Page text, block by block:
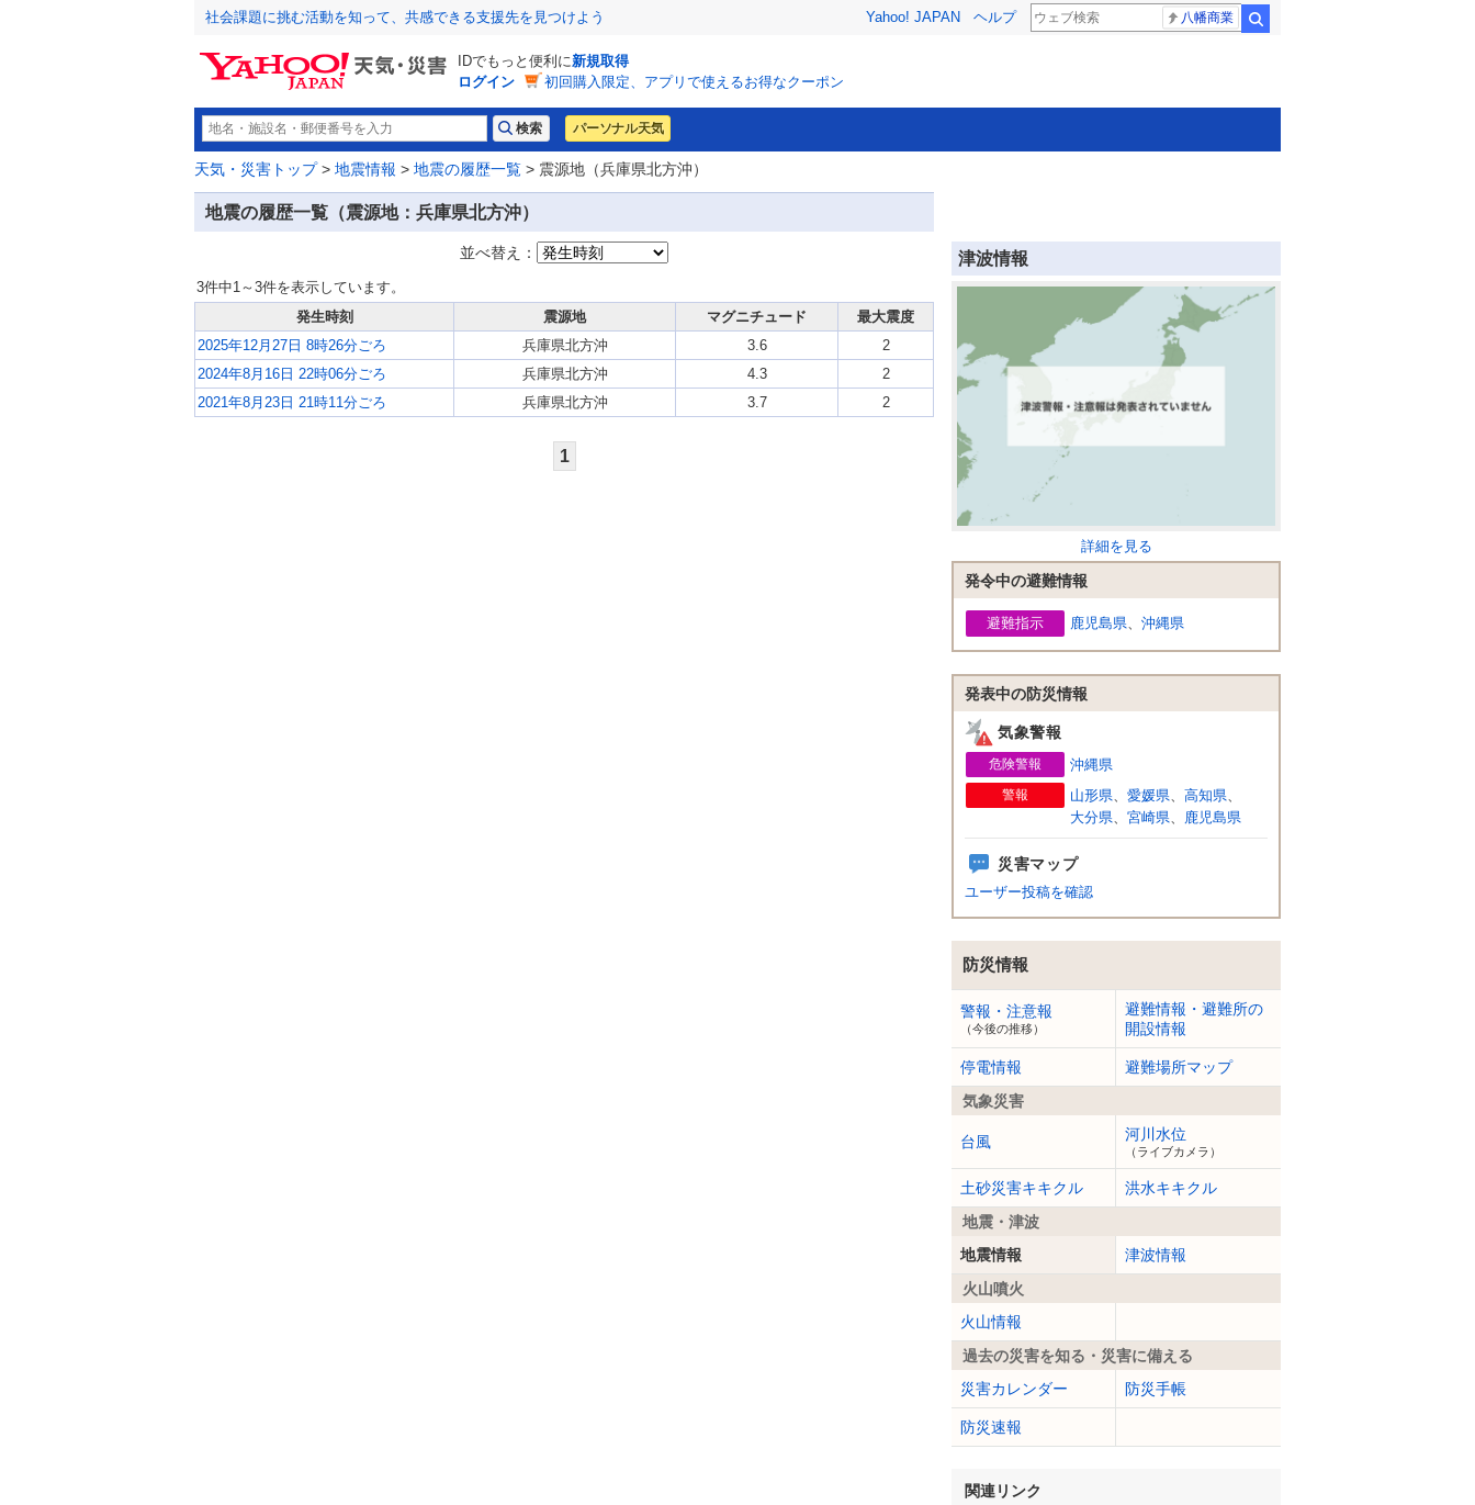
社会課題に挑む活動を知って、共感できる支援先を見つけよう Yahoo! JAPAN ヘルプ 八幡商業
IDでもっと便利に新規取得
ログイン
初回購入限定、アプリで使えるお得なクーポン
パーソナル天気
天気・災害トップ> 地震情報 > 地震の履歴一覧 > 震源地（兵庫県北方沖）
地震の履歴一覧（震源地：兵庫県北方沖）
並べ替え：
3件中1～3件を表示しています。
発生時刻
震源地 マグニチュード
最大震度
2025年12月27日 8時26分ごろ
兵庫県北方沖 3.6
2
2024年8月16日 22時06分ごろ
兵庫県北方沖 4.3
2
2021年8月23日 21時11分ごろ
兵庫県北方沖 3.7 2
1
津波情報
詳細を見る
発令中の避難情報
避難指示 鹿児島県、 沖縄県
発表中の防災情報
気象警報
危険警報 沖縄県
警報 山形県、 愛媛県、 高知県、
大分県、 宮崎県、 鹿児島県
災害マップ
ユーザー投稿を確認
防災情報
警報・注意報
（今後の推移）
避難情報・避難所の
開設情報
停電情報
避難場所マップ
気象災害
台風 河川水位
（ライブカメラ）
土砂災害キキクル
洪水キキクル
地震・津波
地震情報
津波情報
火山噴火
火山情報
過去の災害を知る・災害に備える
災害カレンダー
防災手帳
防災速報
関連リンク